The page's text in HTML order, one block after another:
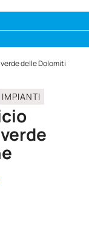
verde delle Dolomiti
IMPIANTI